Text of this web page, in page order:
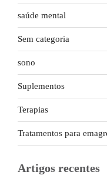
saúde mental
Sem categoria
sono
Suplementos
Terapias
Tratamentos para
Artigos recentes